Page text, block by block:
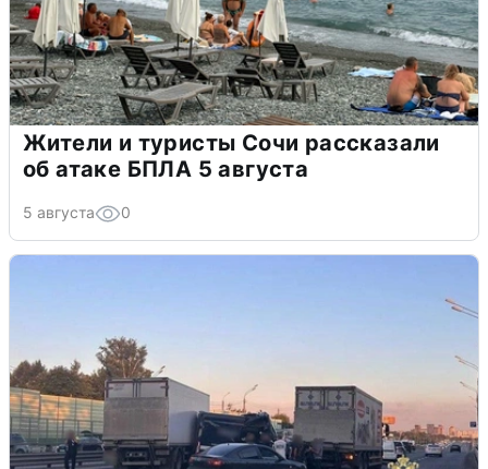
Жители и туристы Сочи рассказали
об атаке БПЛА 5 августа
5 августа 0